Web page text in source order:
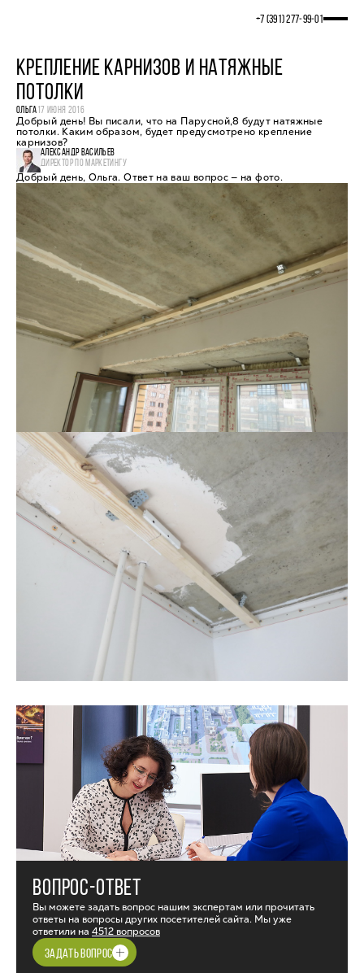
+7 (391) 277‒99‒01
КРЕПЛЕНИЕ КАРНИЗОВ И НАТЯЖНЫЕ
ПОТОЛКИ
ОЛЬГА17 ИЮНЯ 2016
Добрый день! Вы писали, что на Парусной,8 будут натяжные
потолки. Каким образом, будет предусмотрено крепление
карнизов?
АЛЕКСАНДР ВАСИЛЬЕВ
ДИРЕКТОР ПО МАРКЕТИНГУ
Добрый день, Ольга. Ответ на ваш вопрос — на фото.
ВОПРОС-ОТВЕТ
Вы можете задать вопрос нашим экспертам или прочитать
ответы на вопросы других посетителей сайта. Мы уже
ответили на 4512 вопросов
ЗАДАТЬ ВОПРОС